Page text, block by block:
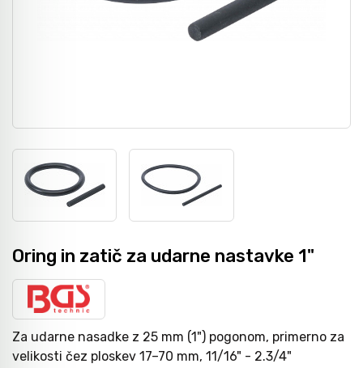
Oring in zatič za udarne nastavke 1"
Za udarne nasadke z 25 mm (1") pogonom, primerno za
velikosti čez ploskev 17–70 mm, 11/16" - 2.3/4"
Nasadni in udarni ključi
Bit-vijačni nastavki
Klešče
Izolirano orodje 1000 V - VDE
Snemalci in izvlekači
Grezila, posnemala in konični svedri
Svedri za les
Kronske žage
Žagini listi
CNC
Kamere / Predvleke